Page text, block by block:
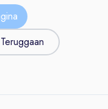
Teruggaan